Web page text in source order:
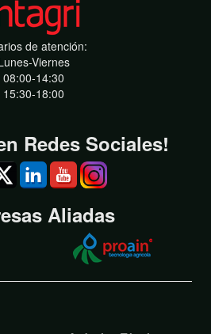
de atención:
Viernes
08:00-14:30
15:30-18:00
Redes Sociales!
Aliadas